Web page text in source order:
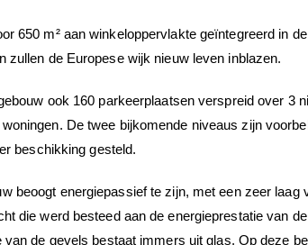
650 m² aan winkeloppervlakte geïntegreerd in
zullen de Europese wijk nieuw leven inblazen.
ook 160 parkeerplaatsen verspreid over 3
De twee bijkomende niveaus zijn
beschikking gesteld.
beoogt energiepassief te zijn, met een zeer
die werd besteed aan de energieprestatie van
van de gevels bestaat immers uit glas. Op deze